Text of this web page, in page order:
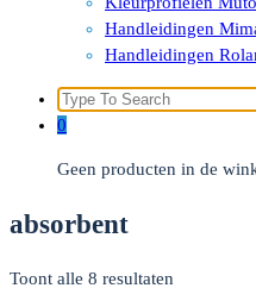
Handleidingen
Handleidingen
Search
for:
0
Geen producten in de
absorbent
Toont alle 8 resultaten